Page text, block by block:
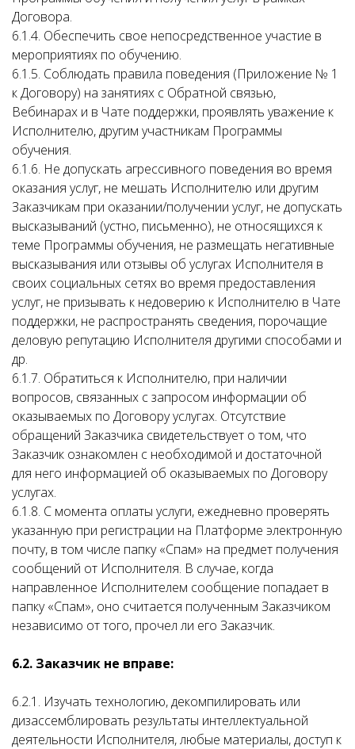
Договора.
6.1.4. Обеспечить свое непосредственное участие в
мероприятиях по обучению.
6.1.5. Соблюдать правила поведения (Приложение № 1
к Договору) на занятиях с Обратной связью,
Вебинарах и в Чате поддержки, проявлять уважение к
Исполнителю, другим участникам Программы
обучения.
6.1.6. Не допускать агрессивного поведения во время
оказания услуг, не мешать Исполнителю или другим
Заказчикам при оказании/получении услуг, не допускать
высказываний (устно, письменно), не относящихся к
теме Программы обучения, не размещать негативные
высказывания или отзывы об услугах Исполнителя в
своих социальных сетях во время предоставления
услуг, не призывать к недоверию к Исполнителю в Чате
поддержки, не распространять сведения, порочащие
деловую репутацию Исполнителя другими способами и
др.
6.1.7. Обратиться к Исполнителю, при наличии
вопросов, связанных с запросом информации об
оказываемых по Договору услугах. Отсутствие
обращений Заказчика свидетельствует о том, что
Заказчик ознакомлен с необходимой и достаточной
для него информацией об оказываемых по Договору
услугах.
6.1.8. С момента оплаты услуги, ежедневно проверять
указанную при регистрации на Платформе электронную
почту, в том числе папку «Спам» на предмет получения
сообщений от Исполнителя. В случае, когда
направленное Исполнителем сообщение попадает в
папку «Спам», оно считается полученным Заказчиком
независимо от того, прочел ли его Заказчик.
6.2. Заказчик не вправе:
6.2.1. Изучать технологию, декомпилировать или
дизассемблировать результаты интеллектуальной
деятельности Исполнителя, любые материалы, доступ к